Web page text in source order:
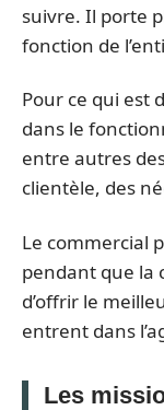
suivre. Il porte
fonction de
Pour ce qui est
dans le
entre autres
clientèle, des
Le commercial
pendant que la
d’offrir le
entrent dans
Les